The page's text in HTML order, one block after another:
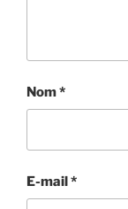
Nom*
E-mail*